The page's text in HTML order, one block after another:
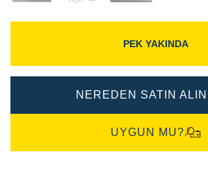
PEK YAKINDA
NEREDEN SATIN
UYGUN MU?